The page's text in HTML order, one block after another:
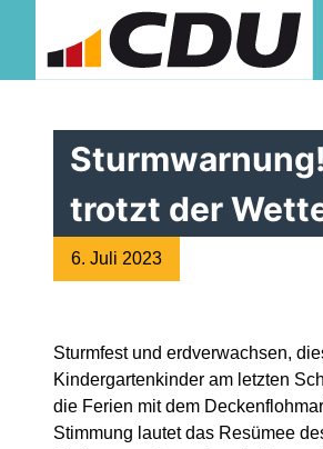
trotzt der
6. Juli 2023
Sturmfest und erdverwachsen,
Kindergartenkinder am letzten
die Ferien mit dem
Stimmung lautet das Resümee